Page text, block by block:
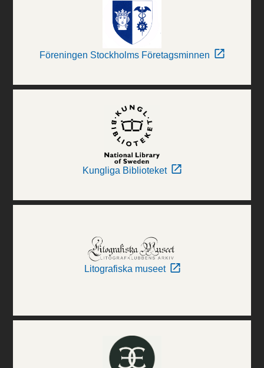
Föreningen Stockholms Företagsminnen
Kungliga Biblioteket
Litografiska museet